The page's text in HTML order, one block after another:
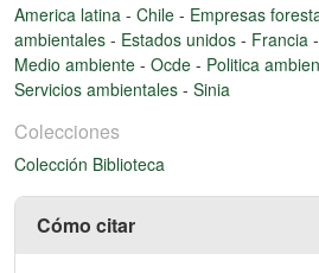
America latina - Chile - Empresas
ambientales - Estados unidos - Francia -
Medio ambiente - Ocde - Politica
Servicios ambientales - Sinia
Colecciones
Colección Biblioteca
Cómo citar